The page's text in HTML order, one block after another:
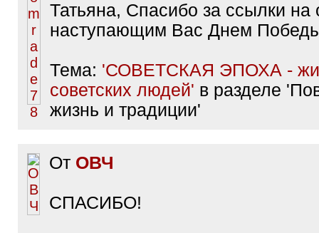
Татьяна, Спасибо за ссылки на
наступающим Вас Днем
Тема: 'СОВЕТСКАЯ ЭПОХА -
советских людей' в разделе
жизнь и традиции'
От ОВЧ
СПАСИБО!